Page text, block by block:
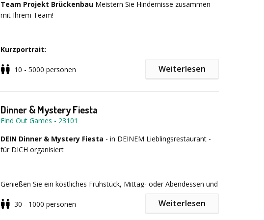
Team Projekt Brückenbau Meistern Sie Hindernisse zusammen
mit Ihrem Team!
Kurzportrait:
Ort: Deutschlandweit
Teilnehmer: ab 10-30 Personen (mehr TLN auf Anfrage)
Termin: ganzjährig durchführbar
10 - 5000 personen Weiterlesen
Dinner & Mystery Fiesta
Find Out Games - 23101
DEIN Dinner & Mystery Fiesta - in DEINEM Lieblingsrestaurant -
für DICH organisiert
Genießen Sie ein köstliches Frühstück, Mittag- oder Abendessen und
lustige und belebende Rätsel. Die Veranstaltung wird in deutscher
30 - 1000 personen Weiterlesen